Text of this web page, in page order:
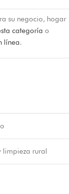
su negocio, hogar
categoría o
línea.
limpieza rural